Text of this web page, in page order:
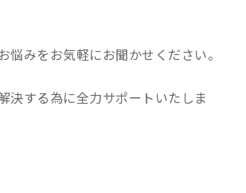
悩みをお気軽にお聞かせください。
決する為に全力サポートいたしま